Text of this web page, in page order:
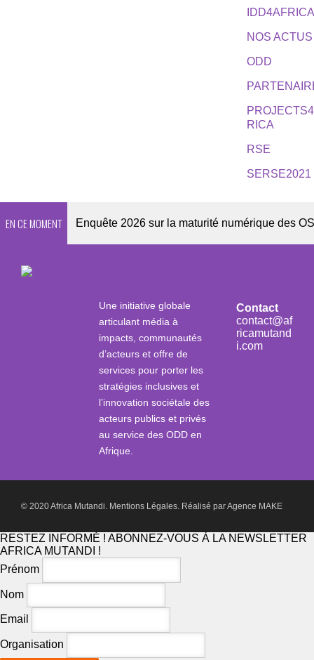
NOS ACTUS
ODD
RICA
RSE
SERSE2021
EN CE MOMENTEnquête 2026 sur la maturité numérique des OSC
Une initiative globale
articulant média à
impacts, communautés
d’acteurs et offre de
services pour porter les
stratégies inclusives et
l’innovation sociétale des
acteurs publics et privés
au service des ODD en
Afrique.
Contact
contact@af
ricamutand
i.com
© 2020 Africa Mutandi. Mentions Légales. Réalisé parAgence MAKE
RESTEZ INFORMÉ ! ABONNEZ-VOUS À LA NEWSLETTER
AFRICA MUTANDI !
Prénom
Nom
Email
Organisation